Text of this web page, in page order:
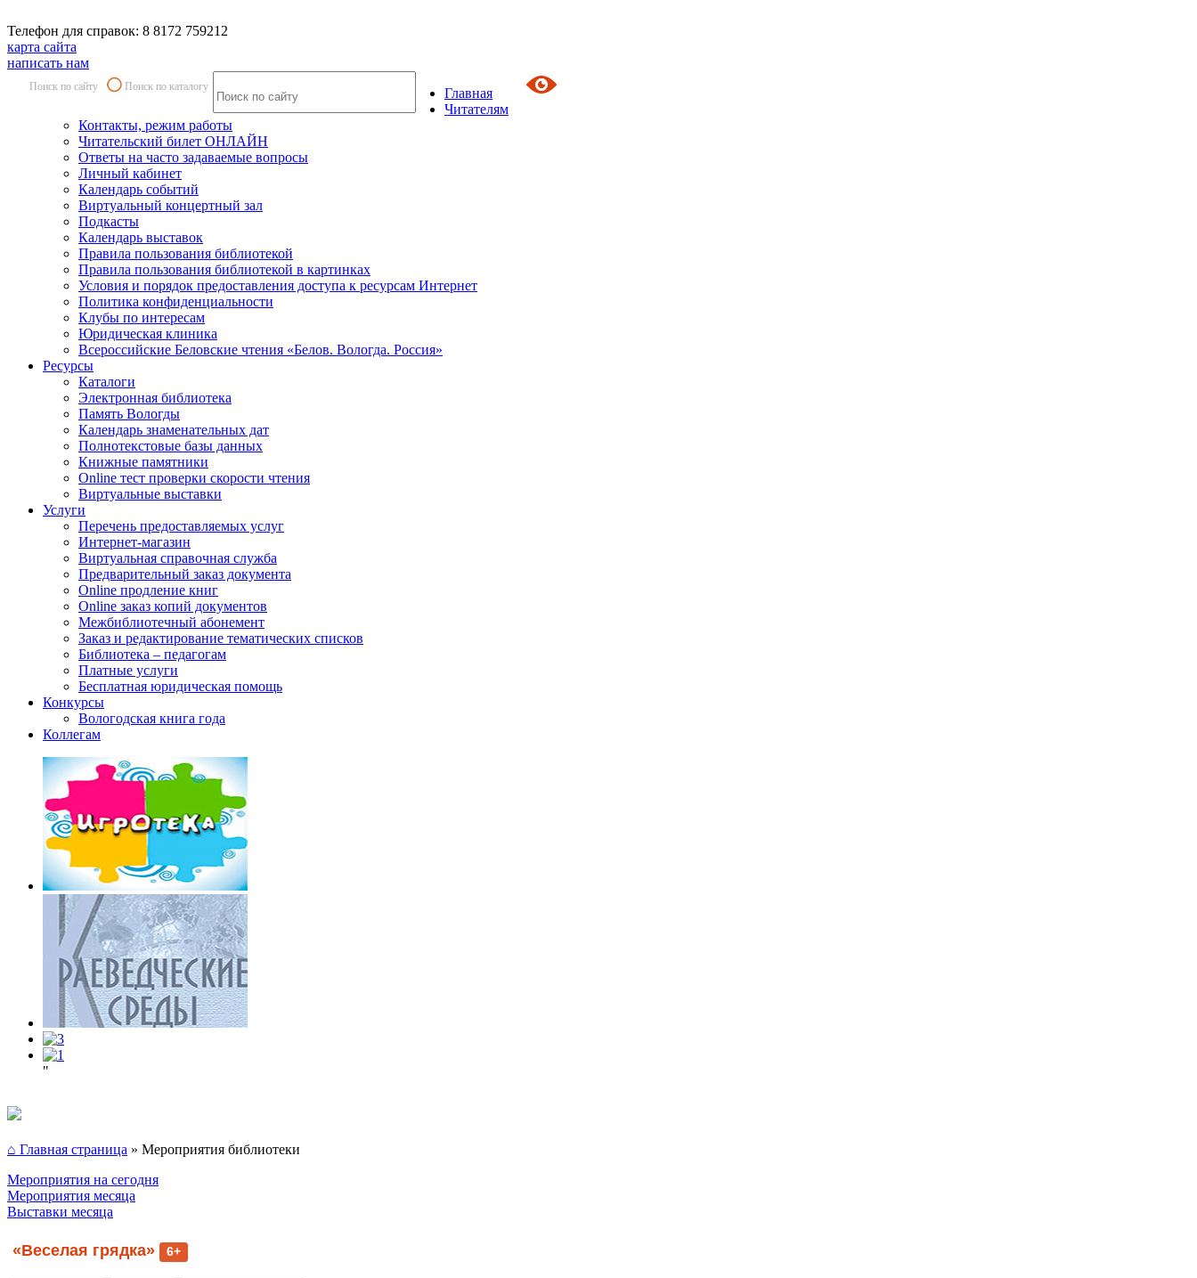
Телефон для справок: 8 8172 759212
карта сайта
написать нам
Поиск по сайту Поиск по каталогу
Главная
Читателям
Контакты, режим работы
Читательский билет ОНЛАЙН
Ответы на часто задаваемые вопросы
Личный кабинет
Календарь событий
Виртуальный концертный зал
Подкасты
Календарь выставок
Правила пользования библиотекой
Правила пользования библиотекой в картинках
Условия и порядок предоставления доступа к ресурсам Интернет
Политика конфиденциальности
Клубы по интересам
Юридическая клиника
Всероссийские Беловские чтения «Белов. Вологда. Россия»
Ресурсы
Каталоги
Электронная библиотека
Память Вологды
Календарь знаменательных дат
Полнотекстовые базы данных
Книжные памятники
Online тест проверки скорости чтения
Виртуальные выставки
Услуги
Перечень предоставляемых услуг
Интернет-магазин
Виртуальная справочная служба
Предварительный заказ документа
Online продление книг
Online заказ копий документов
Межбиблиотечный абонемент
Заказ и редактирование тематических списков
Библиотека – педагогам
Платные услуги
Бесплатная юридическая помощь
Конкурсы
Вологодская книга года
Коллегам
"
⌂ Главная страница » Мероприятия библиотеки
Мероприятия на сегодня
Мероприятия месяца
Выставки месяца
«Веселая грядка» 6+